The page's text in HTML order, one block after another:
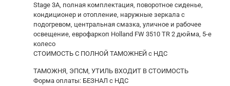
Stage 3A, полная комплектация, поворотное сиденье,
кондиционер и отопление, наружные зеркала с
подогревом, центральная смазка, уличное и рабочее
освещение, еврофаркоп Holland FW 3510 TR 2 дюйма, 5-е
колесо
СТОИМОСТЬ С ПОЛHОЙ TAМОЖНЕЙ с НДС
ТАМОЖНЯ, ЭПСМ, УТИЛЬ ВХOДИТ B CТОИMOCTЬ
Форма оплаты: БЕЗНАЛ с НДС